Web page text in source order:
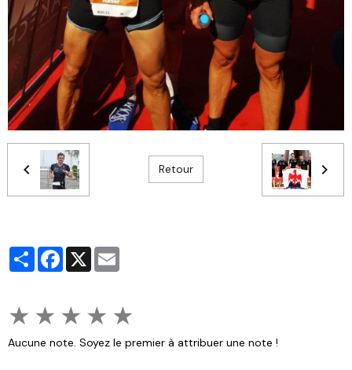
Retour
PartagerFacebook
X
★ ★ ★ ★ ★
Aucune note. Soyez le premier à attribuer une note !